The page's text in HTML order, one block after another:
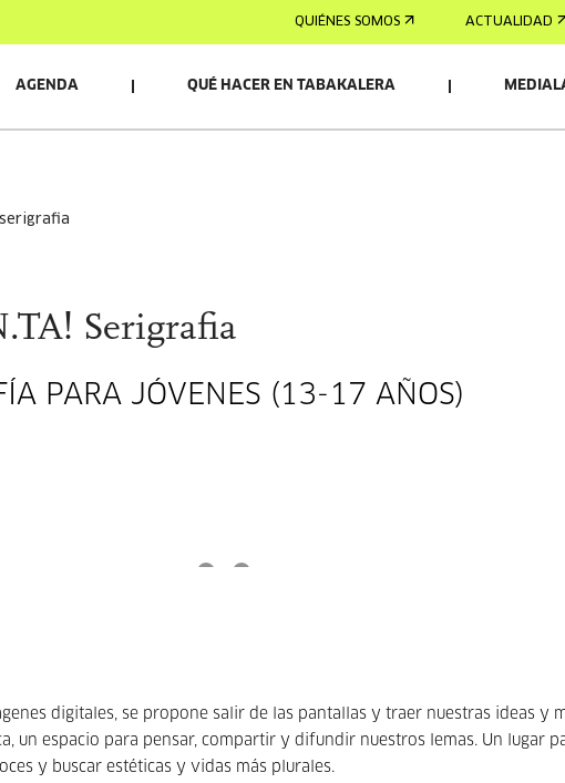
QUIÉNES SOMOS ACTUALIDAD
AGENDA QUÉ HACER EN TABAKALERA
serigrafia
Serigrafia
PARA JÓVENES (13-17 AÑOS)
digitales, se propone salir de las pantallas y traer nuestras ideas y
un espacio para pensar, compartir y difundir nuestros lemas. Un lugar
y buscar estéticas y vidas más plurales.